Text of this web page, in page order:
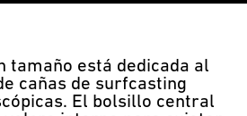
tamaño está dedicada al
cañas de surfcasting
El bolsillo central